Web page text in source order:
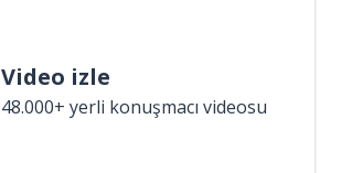
Video izle
48.000+ yerli konuşmacı videosu